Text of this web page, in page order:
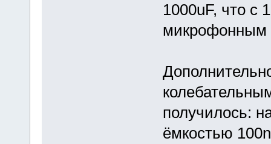
1000uF, что с
микрофонным
получилось:
ёмкостью